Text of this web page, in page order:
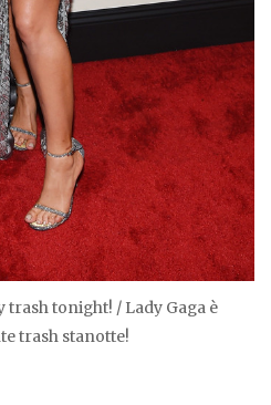
trash tonight! / Lady Gaga è
trash stanotte!